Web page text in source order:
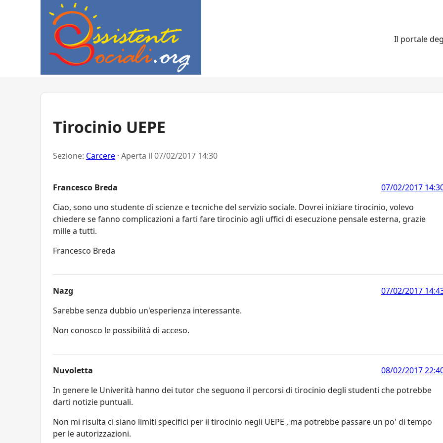
Il portale
Tirocinio UEPE
Sezione: Carcere · Aperta il 07/02/2017 14:30
Francesco Breda
07/02/2017
Ciao, sono uno studente di scienze e tecniche del servizio sociale. Dovrei iniziare tirocinio, volevo
chiedere se fanno complicazioni a farti fare tirocinio agli uffici di esecuzione pensale esterna, grazie
mille a tutti.
Francesco Breda
Nazg
07/02/2017
Sarebbe senza dubbio un'esperienza interessante.
Non conosco le possibilità di acceso.
Nuvoletta
08/02/2017
In genere le Univerità hanno dei tutor che seguono il percorsi di tirocinio degli studenti che potrebbe
darti notizie puntuali.
Non mi risulta ci siano limiti specifici per il tirocinio negli UEPE , ma potrebbe passare un po' di tempo
per le autorizzazioni.